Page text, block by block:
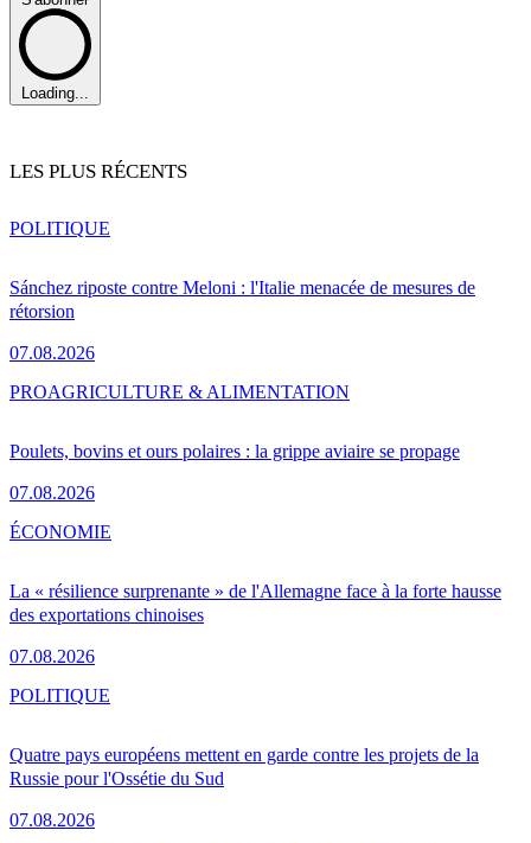
Loading...
LES PLUS RÉCENTS
Sánchez riposte contre Meloni : l'Italie menacée de mesures de
rétorsion
07.08.2026
POLITIQUE
Poulets, bovins et ours polaires : la grippe aviaire se propage
07.08.2026
PROAGRICULTURE & ALIMENTATION
La « résilience surprenante » de l'Allemagne face à la forte hausse
des exportations chinoises
07.08.2026
ÉCONOMIE
Quatre pays européens mettent en garde contre les projets de la
Russie pour l'Ossétie du Sud
07.08.2026
POLITIQUE